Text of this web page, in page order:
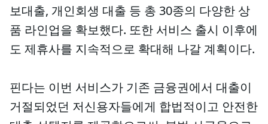
보대출, 개인회생 대출 등 총 30종의 다양한 상
품 라인업을 확보했다. 또한 서비스 출시 이후에
도 제휴사를 지속적으로 확대해 나갈 계획이다.
핀다는 이번 서비스가 기존 금융권에서 대출이
거절되었던 저신용자들에게 합법적이고 안전한